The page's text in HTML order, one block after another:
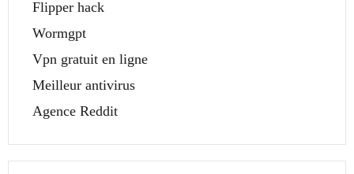
Flipper hack
Wormgpt
Vpn gratuit en ligne
Meilleur antivirus
Agence Reddit